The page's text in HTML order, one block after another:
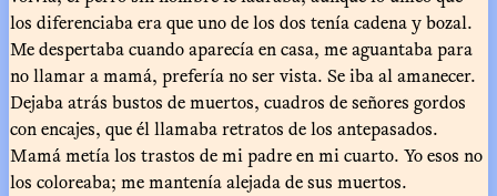
los diferenciaba era que uno de los dos tenía cadena y bozal.
Me despertaba cuando aparecía en casa, me aguantaba para
no llamar a mamá, prefería no ser vista. Se iba al amanecer.
Dejaba atrás bustos de muertos, cuadros de señores gordos
con encajes, que él llamaba retratos de los antepasados.
Mamá metía los trastos de mi padre en mi cuarto. Yo esos no
los coloreaba; me mantenía alejada de sus muertos.